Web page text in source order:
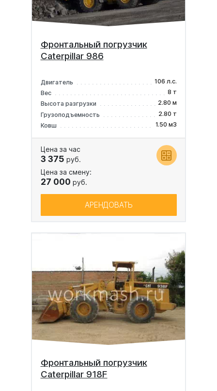
Фронтальный погрузчик
Caterpillar 986
Двигатель
106 л.с.
Вес
8 т
Высота разгрузки
2.80 м
Грузоподъемность
2.80 т
Ковш
1.50 м3
Цена за час
3 375 руб.
Цена за смену:
27 000 руб.
АРЕНДОВАТЬ
Фронтальный погрузчик
Caterpillar 918F